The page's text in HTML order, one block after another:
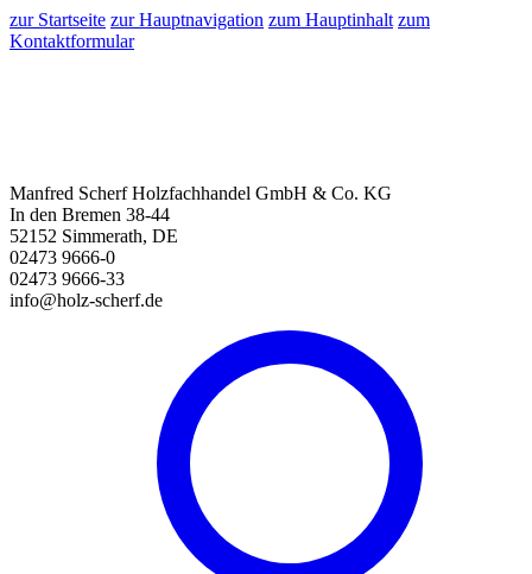
zur Startseite zur Hauptnavigation zum Hauptinhalt zum
Kontaktformular
Manfred Scherf Holzfachhandel GmbH & Co. KG
In den Bremen 38-44
52152 Simmerath, DE
02473 9666-0
02473 9666-33
info@holz-scherf.de